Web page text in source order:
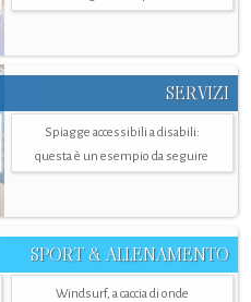
SERVIZI
Spiagge accessibili a disabili:
questa è un esempio da seguire
SPORT & ALLENAMENTO
Windsurf, a caccia di onde